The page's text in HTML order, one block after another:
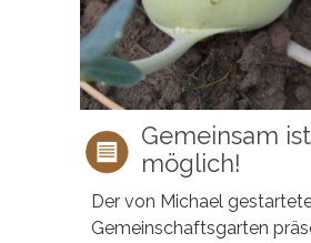
Gemeinsam
möglich!
Der von Michael
Gemeinschaftsgarten